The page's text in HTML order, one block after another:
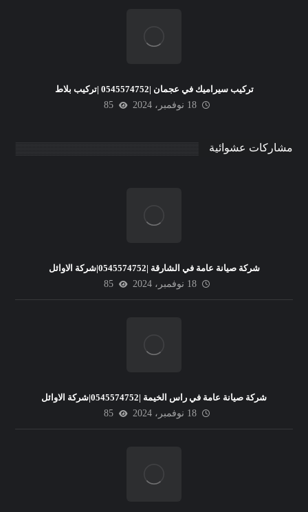
تركيب سيراميك في عجمان |0545574752 |تركيب بلاط
18 نوفمبر، 2024
85
مشاركات عشوائية
شركة صيانة عامة في الشارقة |0545574752|شركة الاوائل
18 نوفمبر، 2024
85
شركة صيانة عامة في راس الخيمة |0545574752|شركة الاوائل
18 نوفمبر، 2024
85